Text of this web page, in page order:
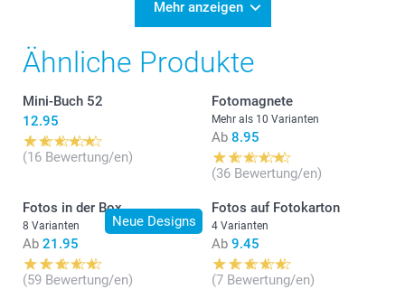
Mehr anzeigen
Ähnliche Produkte
Mini-Buch 52
12.95
(16 Bewertung/en)
Fotomagnete
Mehr als 10 Varianten
Ab 8.95
(36 Bewertung/en)
Neue Designs
Fotos in der Box
8 Varianten
Ab 21.95
(59 Bewertung/en)
Fotos auf Fotokarton
4 Varianten
Ab 9.45
(7 Bewertung/en)